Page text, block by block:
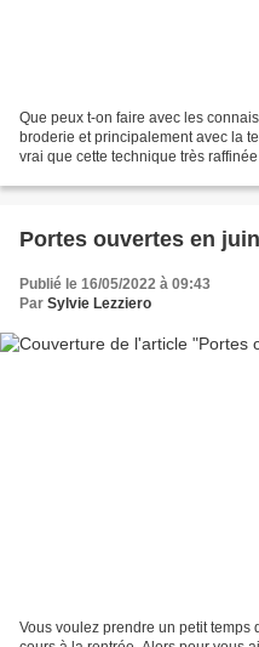
Que peux t-on faire avec les
broderie et principalement avec la
vrai que cette technique très
Portes ouvertes en juin
Publié le 16/05/2022 à 09:43
Par Sylvie Lezziero
Vous voulez prendre un petit